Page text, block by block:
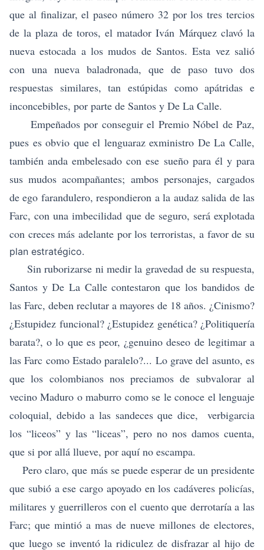
que al finalizar, el paseo número 32 por los tres tercios
de la plaza de toros, el matador Iván Márquez clavó la
nueva estocada a los mudos de Santos. Esta vez salió
con una nueva baladronada, que de paso tuvo dos
respuestas similares, tan estúpidas como apátridas e
inconcebibles, por parte de Santos y De La Calle.
Empeñados por conseguir el Premio Nóbel de Paz,
pues es obvio que el lenguaraz exministro De La Calle,
también anda embelesado con ese sueño para él y para
sus mudos acompañantes; ambos personajes, cargados
de ego farandulero, respondieron a la audaz salida de las
Farc, con una imbecilidad que de seguro, será explotada
con creces más adelante por los terroristas, a favor de su
plan estratégico.
Sin ruborizarse ni medir la gravedad de su respuesta,
Santos y De La Calle contestaron que los bandidos de
las Farc, deben reclutar a mayores de 18 años. ¿Cinismo?
¿Estupidez funcional? ¿Estupidez genética? ¿Politiquería
barata?, o lo que es peor, ¿genuino deseo de legitimar a
las Farc como Estado paralelo?... Lo grave del asunto, es
que los colombianos nos preciamos de subvalorar al
vecino Maduro o maburro como se le conoce el lenguaje
coloquial, debido a las sandeces que dice, verbigarcia
los “liceos” y las “liceas”, pero no nos damos cuenta,
que si por allá llueve, por aquí no escampa.
Pero claro, que más se puede esperar de un presidente
que subió a ese cargo apoyado en los cadáveres policías,
militares y guerrilleros con el cuento que derrotaría a las
Farc; que mintió a mas de nueve millones de electores,
que luego se inventó la ridiculez de disfrazar al hijo de